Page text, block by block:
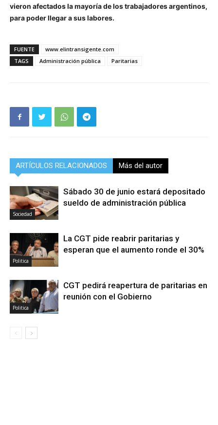
vieron afectados la mayoría de los trabajadores argentinos,
para poder llegar a sus labores.
FUENTE
www.elintransigente.com
TAGS
Administración pública Paritarias
ARTÍCULOS RELACIONADOS Más del autor
Sociedad
Sábado 30 de junio estará depositado
sueldo de administración pública
Politica
La CGT pide reabrir paritarias y
esperan que el aumento ronde el 30%
Politica
CGT pedirá reapertura de paritarias en
reunión con el Gobierno